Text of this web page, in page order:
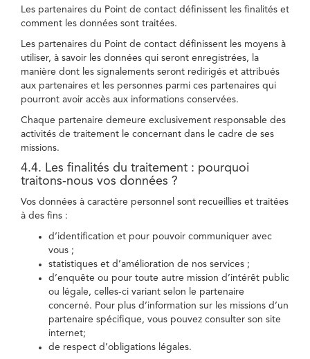
Les partenaires du Point de contact définissent les finalités et
comment les données sont traitées.
Les partenaires du Point de contact définissent les moyens à
utiliser, à savoir les données qui seront enregistrées, la
manière dont les signalements seront redirigés et attribués
aux partenaires et les personnes parmi ces partenaires qui
pourront avoir accès aux informations conservées.
Chaque partenaire demeure exclusivement responsable des
activités de traitement le concernant dans le cadre de ses
missions.
4.4. Les finalités du traitement : pourquoi
traitons-nous vos données ?
Vos données à caractère personnel sont recueillies et traitées
à des fins :
d’identification et pour pouvoir communiquer avec
vous ;
statistiques et d’amélioration de nos services ;
d’enquête ou pour toute autre mission d’intérêt public
ou légale, celles-ci variant selon le partenaire
concerné. Pour plus d’information sur les missions d’un
partenaire spécifique, vous pouvez consulter son site
internet;
de respect d’obligations légales.